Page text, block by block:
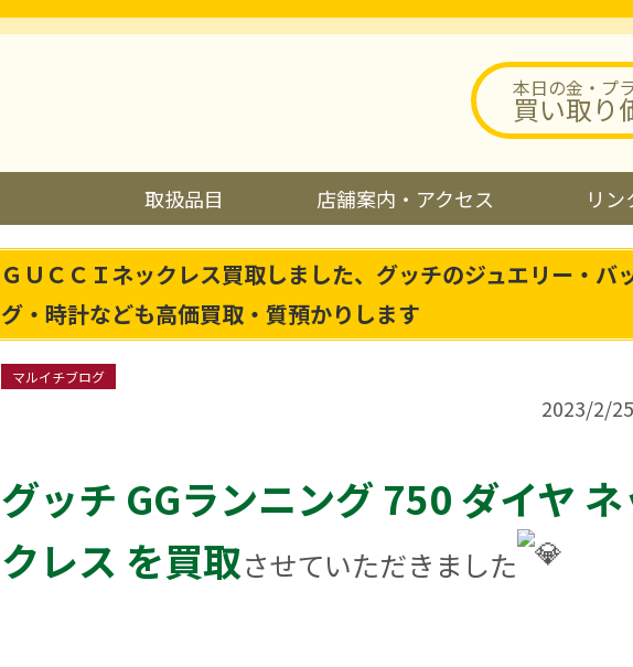
本日の金・プ
買い取り
取扱品目 店舗案内・アクセス リ
ＧＵＣＣＩネックレス買取しました、グッチのジュエリー・バ
グ・時計なども高価買取・質預かりします
マルイチブログ
2023/2/
グッチ GGランニング 750 ダイヤ ネ
クレス を買取させていただきました